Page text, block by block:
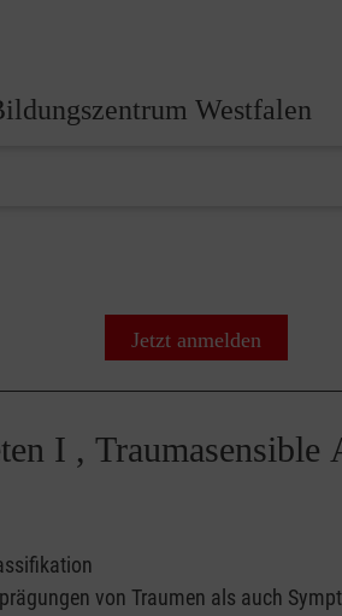
Westfalen
Jetzt anmelden
I ,
von Traumen als auch